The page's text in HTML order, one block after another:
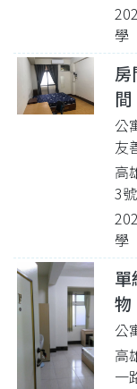
學
房
間
公
友
高
3
學
單
物
公
高
一